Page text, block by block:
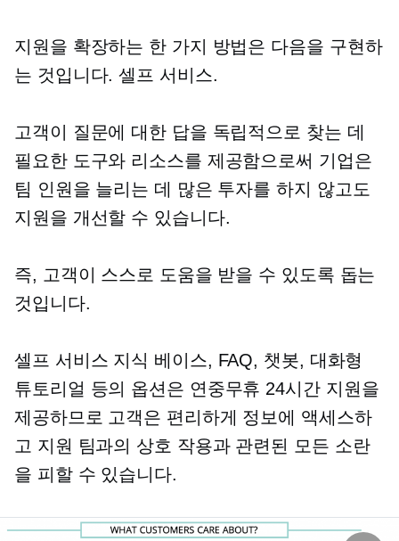
지원을 확장하는 한 가지 방법은 다음을 구현하
는 것입니다.셀프 서비스.
고객이 질문에 대한 답을 독립적으로 찾는 데
필요한 도구와 리소스를 제공함으로써 기업은
팀 인원을 늘리는 데 많은 투자를 하지 않고도
지원을 개선할 수 있습니다.
즉, 고객이 스스로 도움을 받을 수 있도록 돕는
것입니다.
셀프 서비스 지식 베이스, FAQ, 챗봇, 대화형
튜토리얼 등의 옵션은 연중무휴 24시간 지원을
제공하므로 고객은 편리하게 정보에 액세스하
고 지원 팀과의 상호 작용과 관련된 모든 소란
을 피할 수 있습니다.